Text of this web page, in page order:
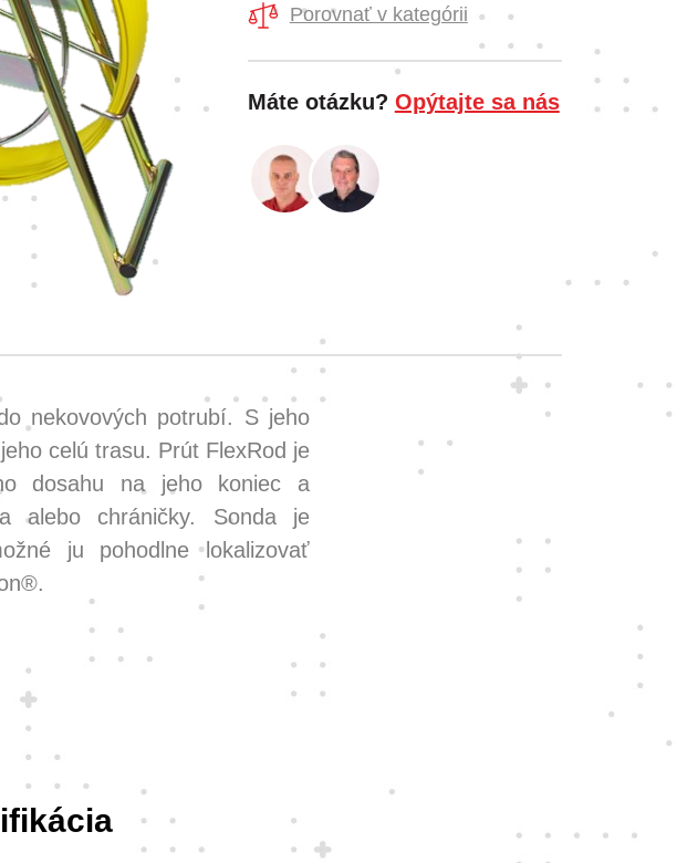
Porovnať v kategórii
Máte otázku? Opýtajte sa nás
nekovových potrubí. S jeho
celú trasu. Prút FlexRod je
dosahu na jeho koniec a
alebo chráničky. Sonda je
ju pohodlne lokalizovať